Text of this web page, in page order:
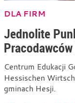
DLA FIRM
Jednolite
Centrum Edukacji
Hessischen
gminach Hesji.